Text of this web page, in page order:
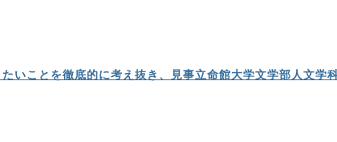
たいことを徹底的に考え抜き、見事立命館大学文学部人文学